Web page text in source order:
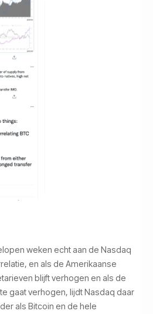
weken echt aan de Nasdaq
en als de Amerikaanse
blijft verhogen en als de
gaat verhogen, lijdt Nasdaq daar
als Bitcoin en de hele